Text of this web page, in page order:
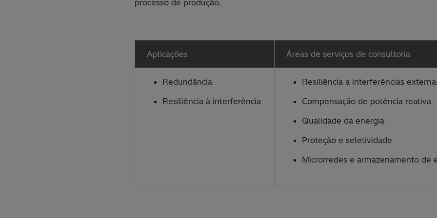
processo de produção.
Aplicações Áreas de serviços de consultoria
Redundância
Resiliência à interferência
Resiliência a interferências
Compensação de potência reativa
Qualidade da energia
Proteção e seletividade
Microrredes e armazenamento de